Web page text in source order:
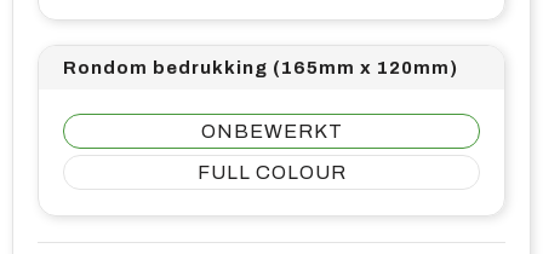
Rondom bedrukking (165mm x 120mm)
ONBEWERKT
FULL COLOUR